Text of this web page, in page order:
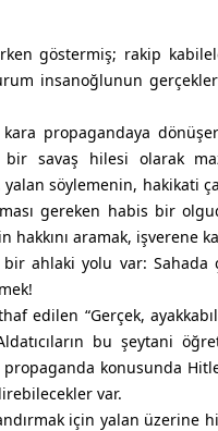
göstermiş; rakip
insanoğlunun
propagandaya
bir savaş hilesi olarak
yalan söylemenin, hakikati
gereken habis bir
hakkını aramak, işverene
ahlaki yolu var: Sahada
edilen “Gerçek,
bu şeytani
konusunda
var.
için yalan üzerine